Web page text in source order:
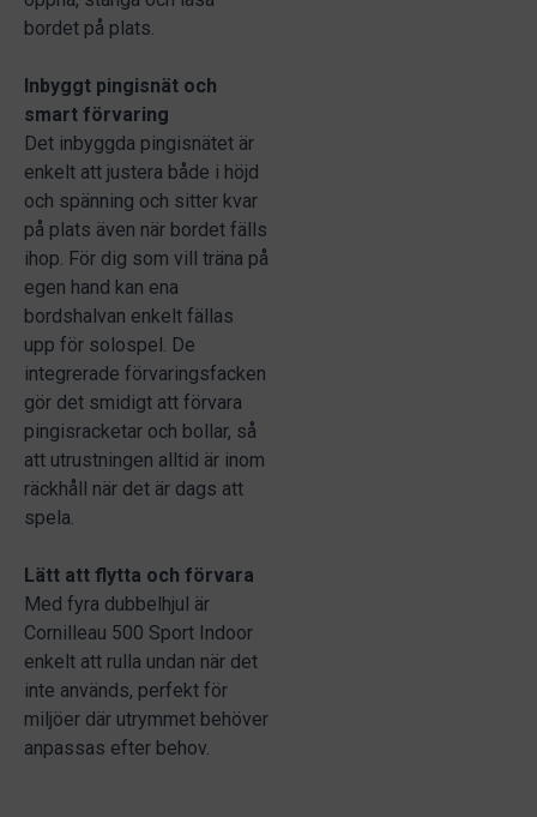
bordet på plats.
Inbyggt pingisnät och
smart förvaring
Det inbyggda pingisnätet är
enkelt att justera både i höjd
och spänning och sitter kvar
på plats även när bordet fälls
ihop. För dig som vill träna på
egen hand kan ena
bordshalvan enkelt fällas
upp för solospel. De
integrerade förvaringsfacken
gör det smidigt att förvara
pingisracketar och bollar, så
att utrustningen alltid är inom
räckhåll när det är dags att
spela.
Lätt att flytta och förvara
Med fyra dubbelhjul är
Cornilleau 500 Sport Indoor
enkelt att rulla undan när det
inte används, perfekt för
miljöer där utrymmet behöver
anpassas efter behov.